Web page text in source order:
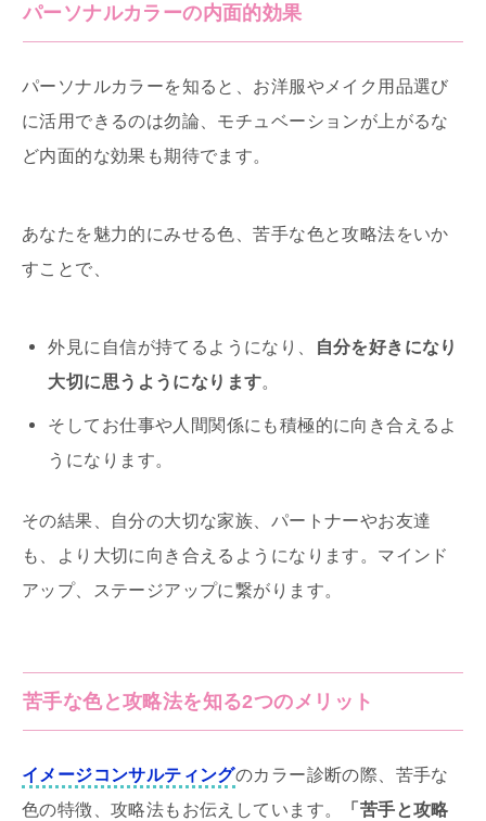
パーソナルカラーの内面的効果
パーソナルカラーを知ると、お洋服やメイク用品選び
に活用できるのは勿論、モチュベーションが上がるな
ど内面的な効果も期待でます。
あなたを魅力的にみせる色、苦手な色と攻略法をいか
すことで、
外見に自信が持てるようになり、
自分を好きになり
大切に思うようになります。
そしてお仕事や人間関係にも積極的に向き合えるよ
うになります。
その結果、自分の大切な家族、パートナーやお友達
も、より大切に向き合えるようになります。マインド
アップ、ステージアップに繋がります。
苦手な色と攻略法を知る2つのメリット
イメージコンサルティングのカラー診断の際、苦手な
色の特徴、攻略法もお伝えしています。
「苦手と攻略